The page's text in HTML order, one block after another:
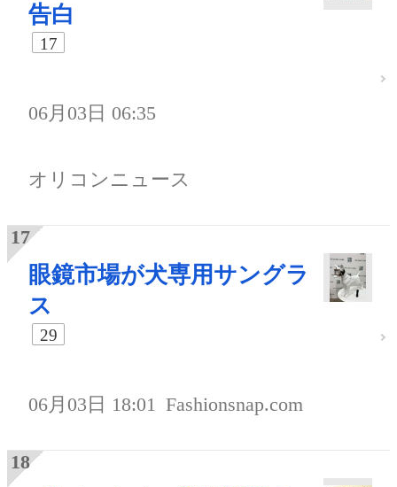
告白
17
06月03日 06:35
オリコンニュース
眼鏡市場が犬専用サングラ
ス
29
06月03日 18:01 Fashionsnap.com